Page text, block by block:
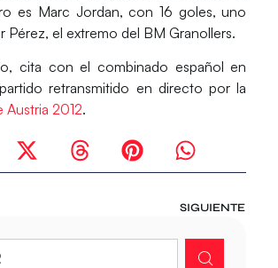
es Marc Jordan, con 16 goles, uno
Pérez, el extremo del BM Granollers.
cita con el combinado español en
retransmitido en directo por la
Austria 2012.
SIGUIENTE